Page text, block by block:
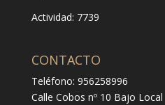
Actividad: 7739
CONTACTO
Teléfono: 956258996
Calle Cobos nº 10 Bajo Local